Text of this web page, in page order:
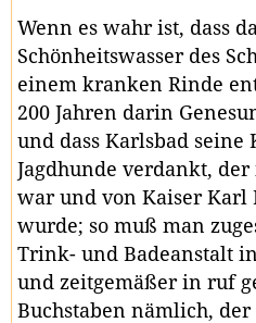
Wenn es wahr ist, dass
Schönheitswasser des
einem kranken Rinde
200 Jahren darin
und dass Karlsbad seine
Jagdhunde verdankt,
war und von Kaiser Karl
wurde; so muß man
Trink- und Badeanstalt
und zeitgemäßer in ruf
Buchstaben nämlich,